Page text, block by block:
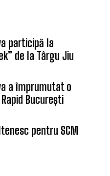
participă la
de la Târgu Jiu
a împrumutat o
București
pentru SCM